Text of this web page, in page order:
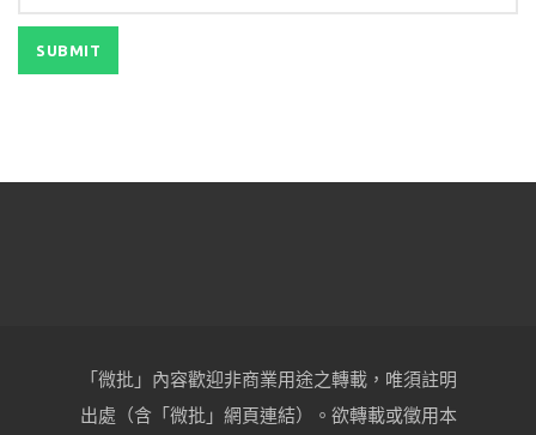
「微批」內容歡迎非商業用途之轉載，唯須註明
出處（含「微批」網頁連結）。欲轉載或徵用本